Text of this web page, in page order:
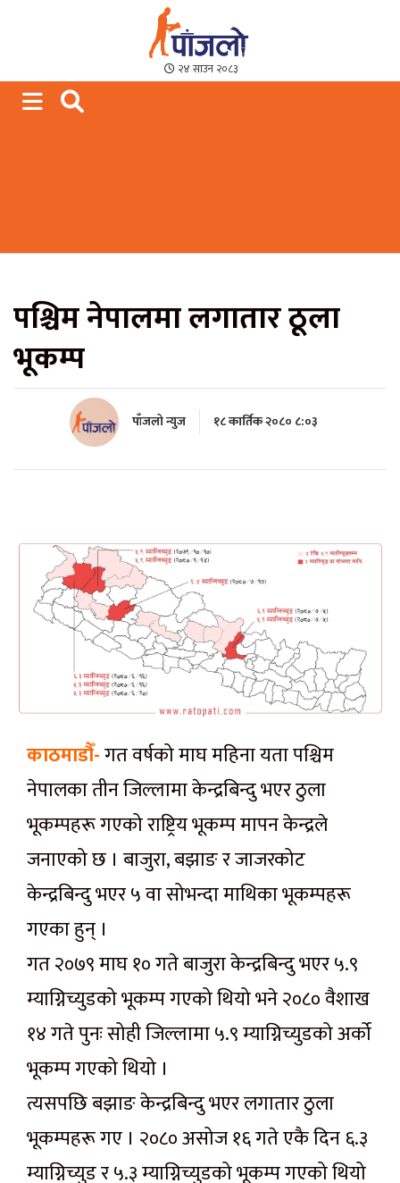
Paajalo News
We are from Far West Nepal
२४ साउन २०८३
पश्चिम नेपालमा लगातार ठूला
भूकम्प
पाँजलो न्युज १८ कार्तिक २०८० ८:०३
काठमाडौँ-गत वर्षको माघ महिना यता पश्चिम
नेपालका तीन जिल्लामा केन्द्रबिन्दु भएर ठुला
भूकम्पहरू गएको राष्ट्रिय भूकम्प मापन केन्द्रले
जनाएको छ । बाजुरा, बझाङ र जाजरकोट
केन्द्रबिन्दु भएर ५ वा सोभन्दा माथिका भूकम्पहरू
गएका हुन् ।
गत २०७९ माघ १० गते बाजुरा केन्द्रबिन्दु भएर ५.९
म्याग्निच्युडको भूकम्प गएको थियो भने २०८० वैशाख
१४ गते पुनः सोही जिल्लामा ५.९ म्याग्निच्युडको अर्को
भूकम्प गएको थियो ।
त्यसपछि बझाङ केन्द्रबिन्दु भएर लगातार ठुला
भूकम्पहरू गए । २०८० असोज १६ गते एकै दिन ६.३
म्याग्निच्युड र ५.३ म्याग्निच्युडको भूकम्प गएको थियो